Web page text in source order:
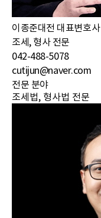
이종준대전 대표변호사
조세, 형사 전문
042-488-5078
cutijun@naver.com
전문 분야
조세법, 형사법 전문